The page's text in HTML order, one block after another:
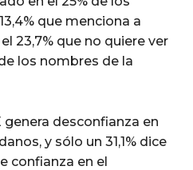
que menciona a
23,7% que no quiere ver
los nombres de la
genera desconfianza en
y sólo un 31,1% dice
confianza en el